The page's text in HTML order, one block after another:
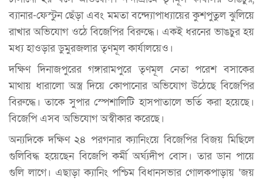
ব্যানার-ফেস্টুন ছেঁড়া এবং মমতা বন্দ্যোপাধ্যায়ের কুশপুতুল ঝুলিয়ে
রাখার অভিযোগ ওঠে বিজেপির বিরুদ্ধে। একই ধরনের ভাঙচুর হয়
মধ্য হাওড়ার ডুমুরজলার তৃণমূল কার্যালয়েও।
দক্ষিণ দিনাজপুরের গঙ্গারামপুরে তৃণমূল নেতা পরেশ বসাকের
মাথায় ধারালো অস্ত্র দিয়ে কোপানোর অভিযোগ উঠেছে বিজেপির
বিরুদ্ধে। তাকে সুপার স্পেশালিটি হাসপাতালে ভর্তি করা হয়েছে।
বিজেপি এসব অভিযোগ অস্বীকার করেছে।
অন্যদিকে দক্ষিণ ২৪ পরগনার ক্যানিংয়ে বিজেপির বিজয় মিছিলে
গুলিবিদ্ধ হয়েছেন বিজেপি কর্মী অর্ঘ্যদীপ বোস। তার ডান পায়ে
গুলি লাগে। এছাড়া ক্যানিং পশ্চিম বিধানসভার গোলকপাড়ায় ‘জয়